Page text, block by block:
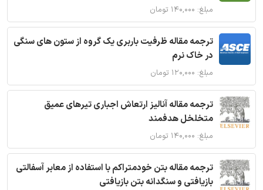
مبلغ: ۱۴۰,۰۰۰ تومان
ترجمه مقاله ظرفیت باربری یک گروه از ستون های سنگی
در خاک نرم
مبلغ: ۱۲۰,۰۰۰ تومان
ترجمه مقاله آنالیز ارتعاش اجباری تیرهای عمیق
متخلخل هدفمند
مبلغ: ۱۴۰,۰۰۰ تومان
ترجمه مقاله بتن خودمتراکم با استفاده از معابر آسفالتی
بازیافتی و سنگدانه بتن بازیافتی